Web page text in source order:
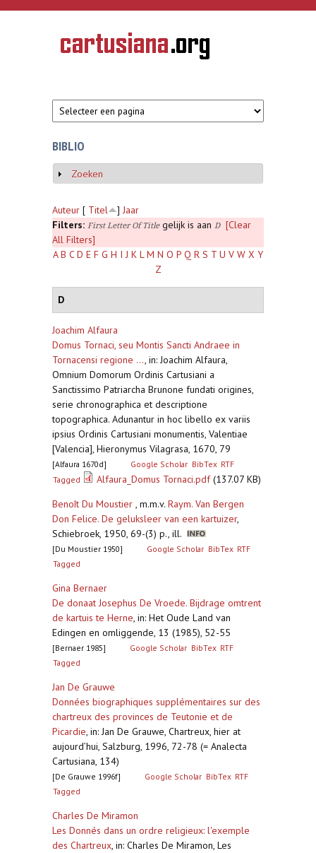
Overslaan en naar de inhoud gaan
CARTUSIANA
Geschiedenis
van de
BIBLIO
Weergeven
Zoeken
Auteur [ Titel ] Jaar
Filters: First Letter Of Titlegelijk is aan D
[Clear
All Filters]
A B C D E F G H I J K L M N O P Q R S T U V W X Y
Z
D
Joachim Alfaura
Domus Tornaci, seu Montis Sancti Andraee in
Tornacensi regione ..., in: Joachim Alfaura,
Omnium Domorum Ordinis Cartusiani a
Sanctissimo Patriarcha Brunone fundati origines,
serie chronographica et descriptione
topographica. Adunantur in hoc libello ex variis
ipsius Ordinis Cartusiani monumentis, Valentiae
[Valencia], Hieronymus Vilagrasa, 1670, 79
[Alfaura 1670d] Google Scholar BibTex RTF
Tagged
Alfaura_Domus Tornaci.pdf(137.07 KB)
Benoît Du Moustier , m.m.v. Raym. Van Bergen
Don Felice. De geluksleer van een kartuizer,
Schiebroek, 1950, 69-(3) p., ill.
[Du Moustier 1950] Google Scholar BibTex RTF
Tagged
Gina Bernaer
De donaat Josephus De Vroede. Bijdrage omtrent
de kartuis te Herne, in: Het Oude Land van
Edingen en omliggende, 13 (1985), 52-55
[Bernaer 1985] Google Scholar BibTex RTF
Tagged
Jan De Grauwe
Données biographiques supplémentaires sur des
chartreux des provinces de Teutonie et de
Picardie, in: Jan De Grauwe, Chartreux, hier at
aujourd’hui, Salzburg, 1996, 72-78 (= Analecta
Cartusiana, 134)
[De Grauwe 1996f] Google Scholar BibTex RTF
Tagged
Charles De Miramon
Les Donnés dans un ordre religieux: l'exemple
des Chartreux, in: Charles De Miramon, Les